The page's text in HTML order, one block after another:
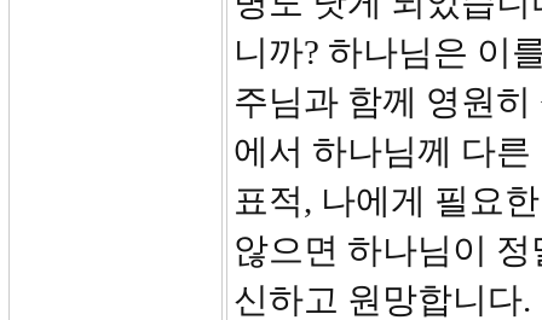
니까? 하나님은 이
주님과 함께 영원
에서 하나님께 다
표적, 나에게 필요
않으면 하나님이
신하고 원망합니다